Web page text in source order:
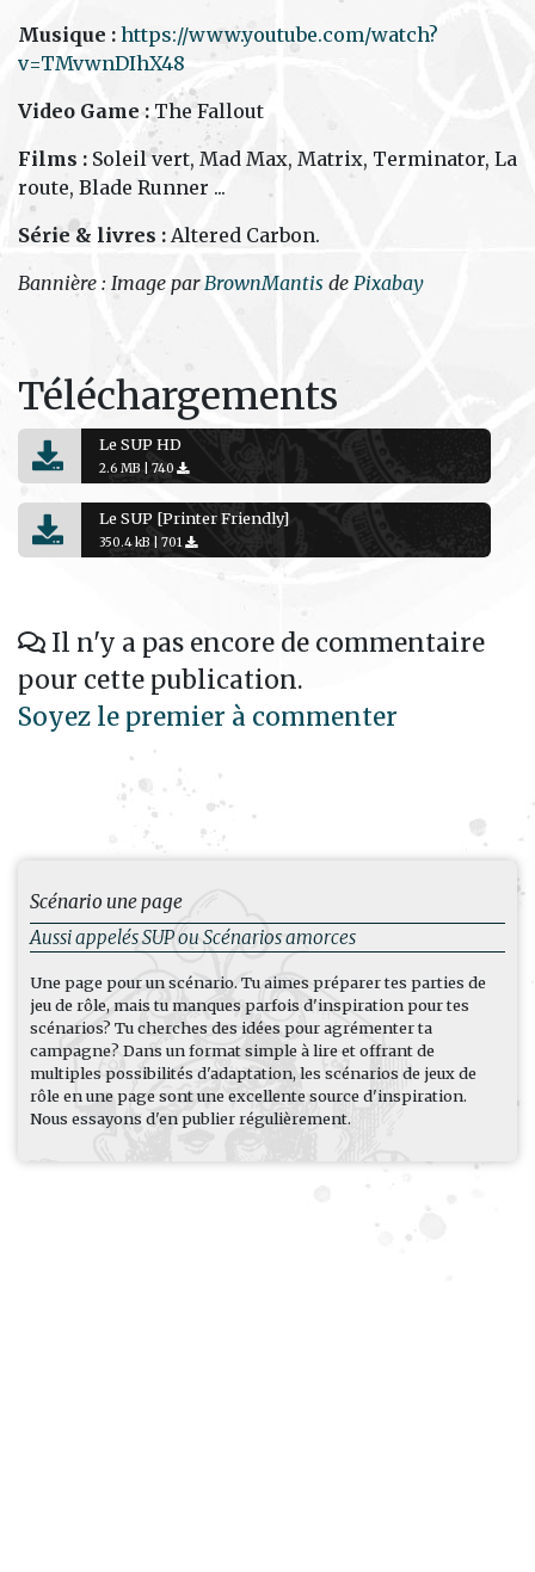
Musique : https://www.youtube.com/watch?
v=TMvwnDIhX48
Video Game : The Fallout
Films : Soleil vert, Mad Max, Matrix, Terminator, La
route, Blade Runner ...
Série & livres : Altered Carbon.
Bannière : Image par BrownMantis de Pixabay
Téléchargements
Le SUP HD
2.6 MB |740
Le SUP [Printer Friendly]
350.4 kB |701
Il n'y a pas encore de commentaire
pour cette publication.
Soyez le premier à commenter
Scénario une page
Aussi appelés SUP ou Scénarios amorces
Une page pour un scénario. Tu aimes préparer tes parties de
jeu de rôle, mais tu manques parfois d'inspiration pour tes
scénarios? Tu cherches des idées pour agrémenter ta
campagne? Dans un format simple à lire et offrant de
multiples possibilités d'adaptation, les scénarios de jeux de
rôle en une page sont une excellente source d'inspiration.
Nous essayons d'en publier régulièrement.